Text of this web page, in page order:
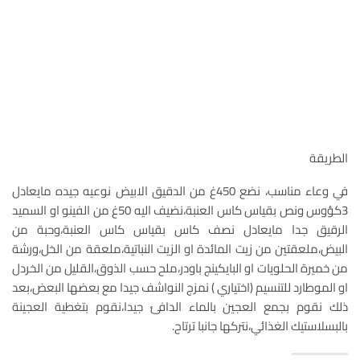
الطريقة
في وعاء مناسب، نضع 450غ من الدقيق الابيض نوعيه جيده مايعادل
3كؤوس ونص بقياس كاس العنبة،نضيف اليه 50غ من الفينو او السميد
الرقيق جدا مايعادل نصف كاس بقياس كاس العنبة،وحبة من
البيض،ملعقتين من زيت المائدة او الزيت النباتية،ملعقة من الخل،ورشة
من خميرة الحلويات او البايكينج باودر،ملح حسب الذوق،القليل من الخردل
او الموطارد للتنسيم (اختياري ) نمزج النواشف جيدا مع بعضها البعض،بعد
ذلك نقوم بجمع العجين بالماء الدافئ جيدا،نقوم بتغطية العجينة
بالبسلاستيك الغذائي،نتركها جانبا ترتاح.